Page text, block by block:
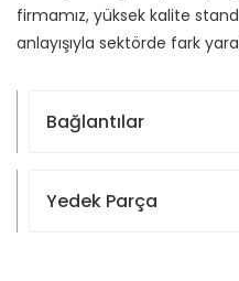
firmamız, yüksek kalite
anlayışıyla sektörde fark
Bağlantılar
Yedek Parça